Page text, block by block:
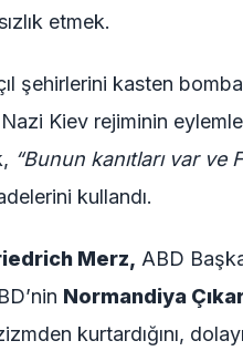
etmek.
şehirlerini kasten
Kiev rejiminin
“Bunun kanıtları var
kullandı.
Merz, ABD
Normandiya
kurtardığını,